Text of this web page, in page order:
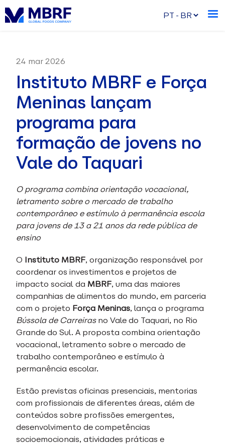
24 mar 2026
Instituto MBRF e Força
Meninas lançam
programa para
formação de jovens no
Vale do Taquari
O programa combina orientação vocacional,
letramento sobre o mercado de trabalho
contemporâneo e estímulo à permanência escola
para jovens de 13 a 21 anos da rede pública de
ensino
O Instituto MBRF, organização responsável por
coordenar os investimentos e projetos de
impacto social da MBRF, uma das maiores
companhias de alimentos do mundo, em parceria
com o projeto Força Meninas, lança o programa
Bússola de Carreirasno Vale do Taquari, no Rio
Grande do Sul. A proposta combina orientação
vocacional, letramento sobre o mercado de
trabalho contemporâneo e estímulo à
permanência escolar.
Estão previstas oficinas presenciais, mentorias
com profissionais de diferentes áreas, além de
conteúdos sobre profissões emergentes,
desenvolvimento de competências
socioemocionais, atividades práticas e